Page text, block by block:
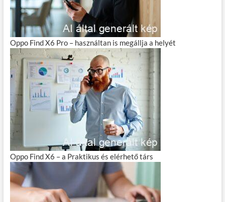
Oppo Find X6 Pro – használtan is megállja a helyét
Oppo Find X6 – a Praktikus és elérhető társ